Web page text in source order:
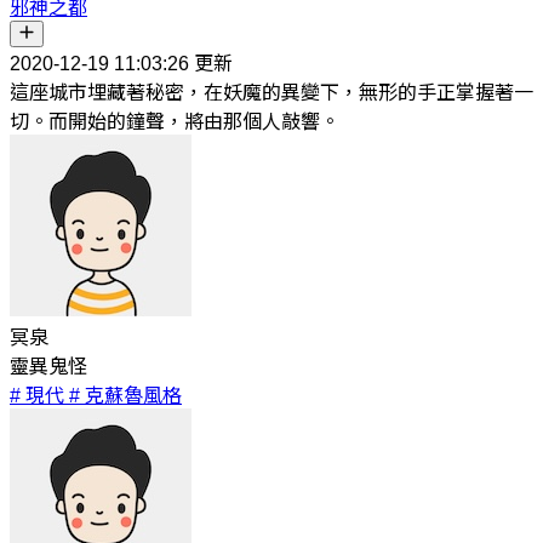
邪神之都
2020-12-19 11:03:26 更新
這座城市埋藏著秘密，在妖魔的異變下，無形的手正掌握著一
切。而開始的鐘聲，將由那個人敲響。
冥泉
靈異鬼怪
# 現代 # 克蘇魯風格